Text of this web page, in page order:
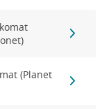
(Planet